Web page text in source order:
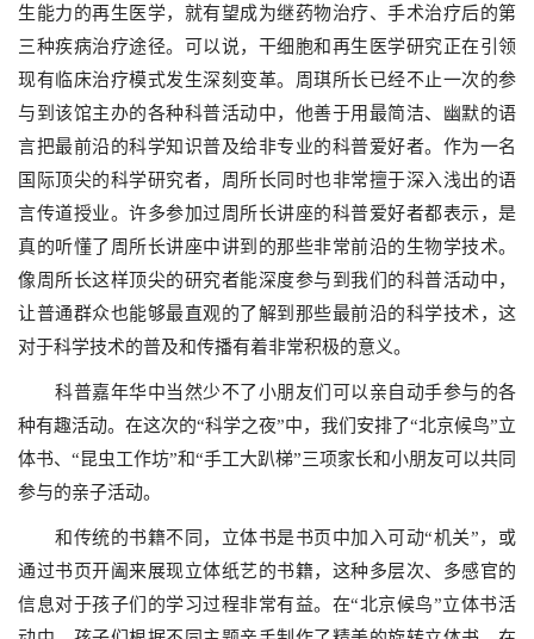
生能力的再生医学，就有望成为继药物治疗、手术治疗后的第
三种疾病治疗途径。可以说，干细胞和再生医学研究正在引领
现有临床治疗模式发生深刻变革。周琪所长已经不止一次的参
与到该馆主办的各种科普活动中，他善于用最简洁、幽默的语
言把最前沿的科学知识普及给非专业的科普爱好者。作为一名
国际顶尖的科学研究者，周所长同时也非常擅于深入浅出的语
言传道授业。许多参加过周所长讲座的科普爱好者都表示，是
真的听懂了周所长讲座中讲到的那些非常前沿的生物学技术。
像周所长这样顶尖的研究者能深度参与到我们的科普活动中，
让普通群众也能够最直观的了解到那些最前沿的科学技术，这
对于科学技术的普及和传播有着非常积极的意义。
科普嘉年华中当然少不了小朋友们可以亲自动手参与的各
种有趣活动。在这次的“科学之夜”中，我们安排了“北京候鸟”立
体书、“昆虫工作坊”和“手工大趴梯”三项家长和小朋友可以共同
参与的亲子活动。
和传统的书籍不同，立体书是书页中加入可动“机关”，或
通过书页开阖来展现立体纸艺的书籍，这种多层次、多感官的
信息对于孩子们的学习过程非常有益。在“北京候鸟”立体书活